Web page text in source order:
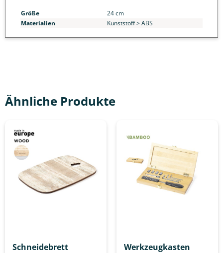
Größe
24 cm
Materialien
Kunststoff > ABS
Ähnliche Produkte
Schneidebrett Werkzeugkasten